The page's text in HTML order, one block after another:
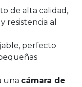
de alta calidad,
resistencia al
perfecto
una cámara de